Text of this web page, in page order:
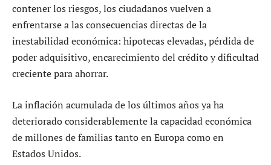
contener los riesgos, los ciudadanos vuelven a
enfrentarse a las consecuencias directas de la
inestabilidad económica: hipotecas elevadas, pérdida de
poder adquisitivo, encarecimiento del crédito y dificultad
creciente para ahorrar.
La inflación acumulada de los últimos años ya ha
deteriorado considerablemente la capacidad económica
de millones de familias tanto en Europa como en
Estados Unidos.